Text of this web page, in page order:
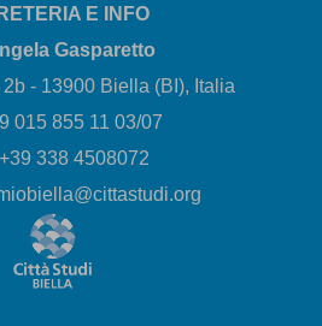
E INFO
Gasparetto
- 13900 Biella (BI), Italia
015 855 11 03/07
338 4508072